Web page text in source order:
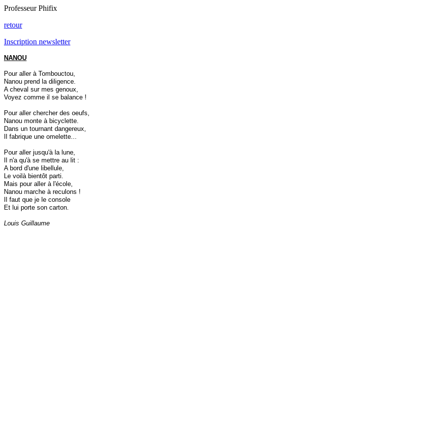
Professeur Phifix
retour
Inscription newsletter
NANOU
Pour aller à Tombouctou,
Nanou prend la diligence.
A cheval sur mes genoux,
Voyez comme il se balance !
Pour aller chercher des oeufs,
Nanou monte à bicyclette.
Dans un tournant dangereux,
Il fabrique une omelette...
Pour aller jusqu'à la lune,
Il n'a qu'à se mettre au lit :
A bord d'une libellule,
Le voilà bientôt parti.
Mais pour aller à l'école,
Nanou marche à reculons !
Il faut que je le console
Et lui porte son carton.
Louis Guillaume